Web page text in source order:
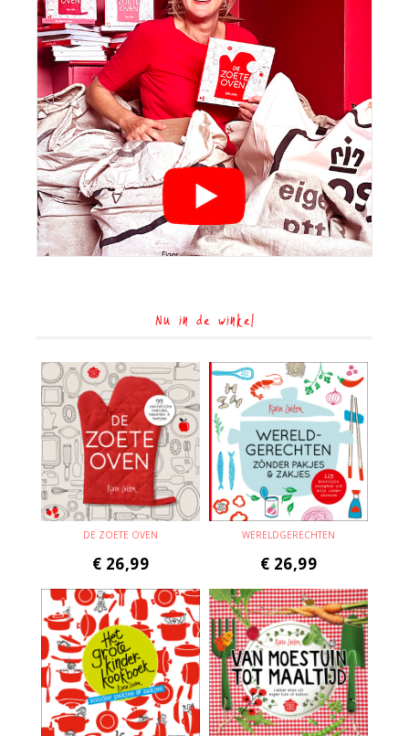
Nu in de winkel
DE ZOETE OVEN
€ 26,99
WERELDGERECHTEN
€ 26,99